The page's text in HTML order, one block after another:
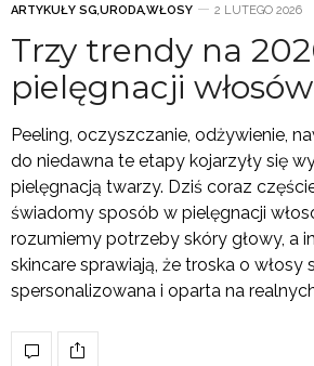
ARTYKUŁY SG,URODA,WŁOSY 2 LUTEGO 2026
Trzy trendy na
pielęgnacji włosów
Peeling, oczyszczanie, odżywienie,
do niedawna te etapy kojarzyły się
pielęgnacją twarzy. Dziś coraz
świadomy sposób w pielęgnacji
rozumiemy potrzeby skóry głowy, a
skincare sprawiają, że troska o włosy
spersonalizowana i oparta na